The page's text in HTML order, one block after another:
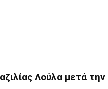
Λούλα μετά